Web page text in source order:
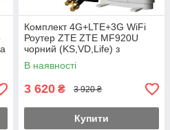
Комплект 4G+LTE+3G WiFi
Роутер ZTE ZTE MF920U
чорний (KS,VD,Life) з
антеною MIMO 2×9dbi
В наявності
3 620 ₴ 3 920 ₴
Купити